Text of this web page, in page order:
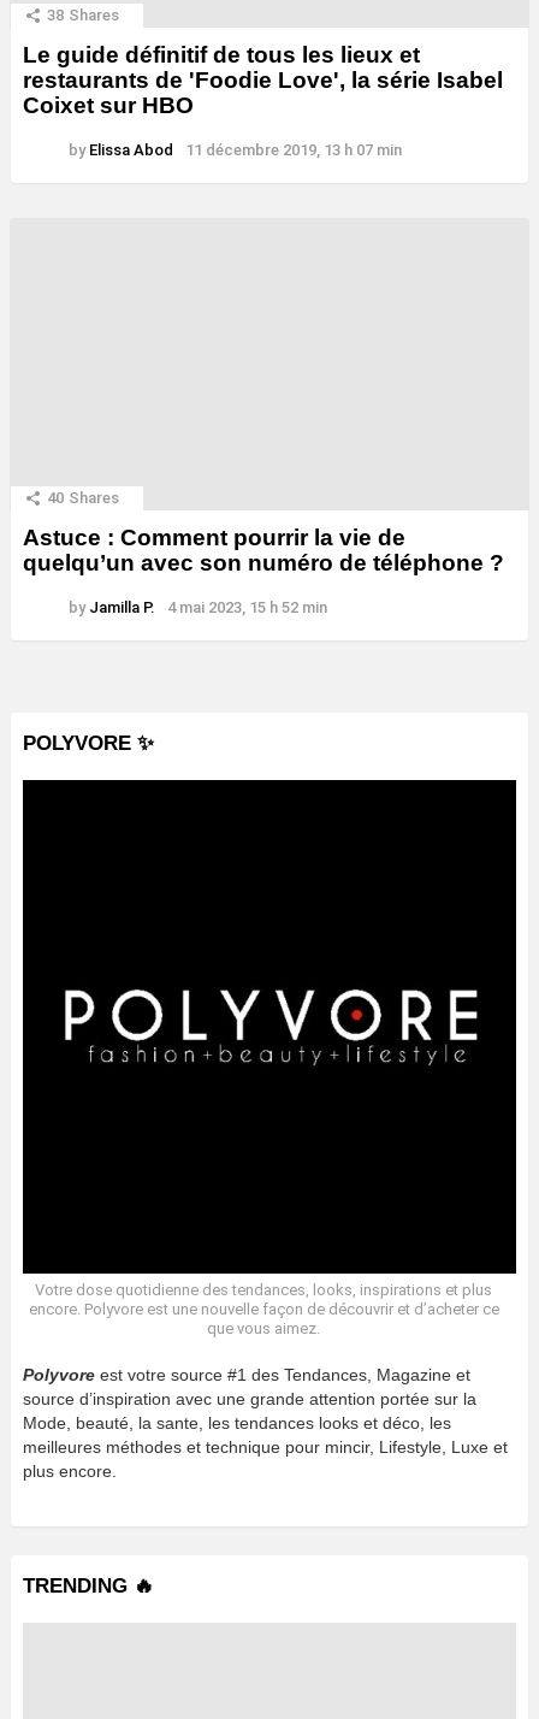
38 Shares
Le guide définitif de tous les lieux et
restaurants de 'Foodie Love', la série Isabel
Coixet sur HBO
by Elissa Abod 11 décembre 2019, 13 h 07 min
40 Shares
Astuce : Comment pourrir la vie de
quelqu’un avec son numéro de téléphone ?
by Jamilla P. 4 mai 2023, 15 h 52 min
POLYVORE ✨
Votre dose quotidienne des tendances, looks, inspirations et plus
encore. Polyvore est une nouvelle façon de découvrir et d’acheter ce
que vous aimez.
Polyvore est votre source #1 des Tendances, Magazine et
source d’inspiration avec une grande attention portée sur la
Mode, beauté, la sante, les tendances looks et déco, les
meilleures méthodes et technique pour mincir, Lifestyle, Luxe et
plus encore.
TRENDING 🔥